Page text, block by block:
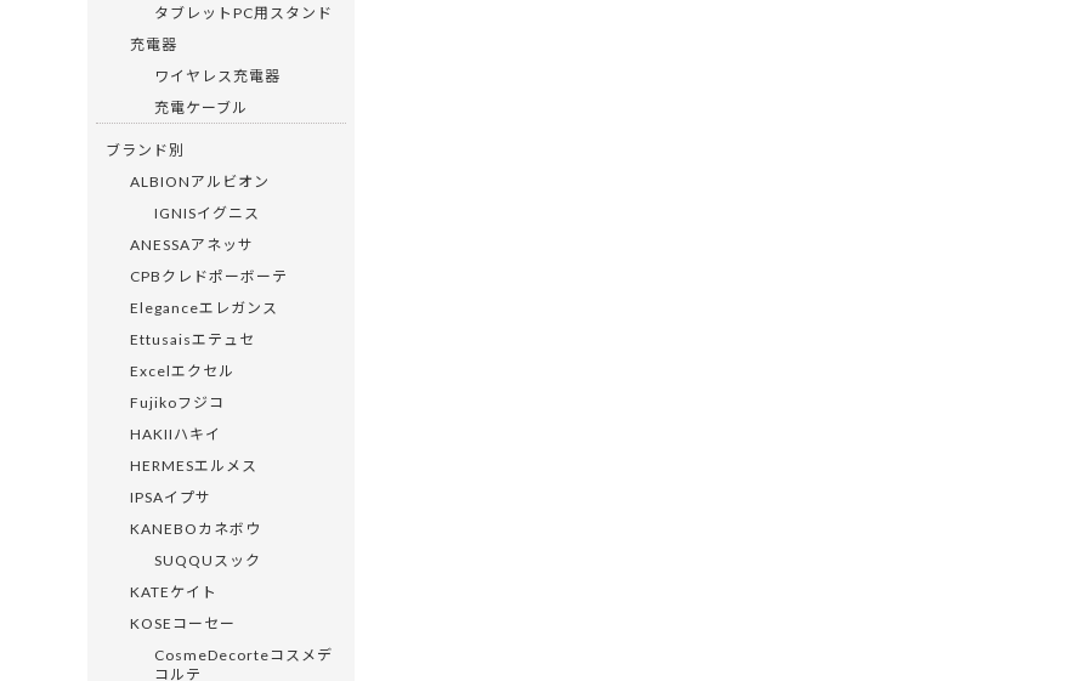
タブレットPC用スタンド
充電器
ワイヤレス充電器
充電ケーブル
ブランド別
ALBIONアルビオン
IGNISイグニス
ANESSAアネッサ
CPBクレドポーボーテ
Eleganceエレガンス
Ettusaisエテュセ
Excelエクセル
Fujikoフジコ
HAKIIハキイ
HERMESエルメス
IPSAイプサ
KANEBOカネボウ
SUQQUスック
KATEケイト
KOSEコーセー
CosmeDecorteコスメデ
コルテ